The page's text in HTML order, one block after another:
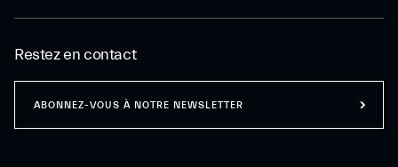
Restez en contact
ABONNEZ-VOUS À NOTRE NEWSLETTER